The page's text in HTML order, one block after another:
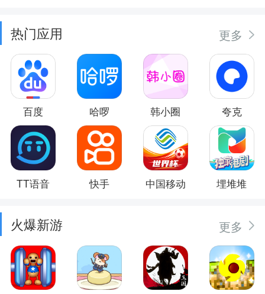
热门应用 更多
百度 哈啰 韩小圈 夸克
TT语音 快手 中国移动 埋堆堆
火爆新游 更多